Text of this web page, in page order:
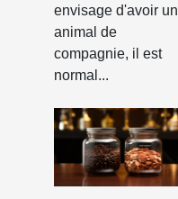
envisage d'avoir un
animal de
compagnie, il est
normal...